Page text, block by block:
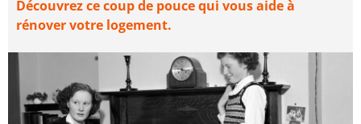
Découvrez ce coup de pouce qui vous aide à
rénover votre logement.